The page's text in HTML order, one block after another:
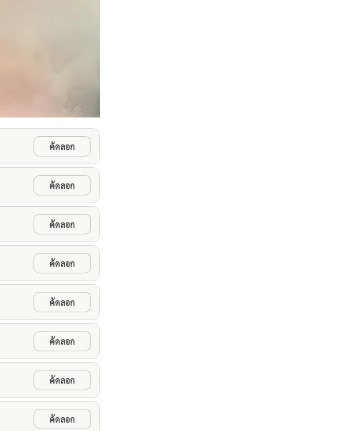
คัดลอก
คัดลอก
คัดลอก
คัดลอก
คัดลอก
คัดลอก
คัดลอก
คัดลอก